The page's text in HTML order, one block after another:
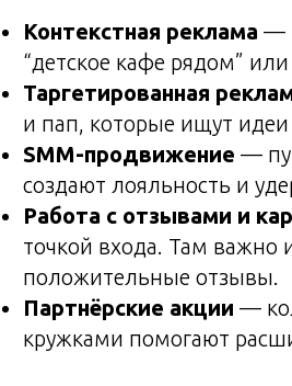
Контекстная реклама —
“детское кафе рядом”
Таргетированная
и пап, которые ищут
SMM-продвижение —
создают лояльность и
Работа с отзывами и
точкой входа. Там
положительные отзывы.
Партнёрские акции —
кружками помогают